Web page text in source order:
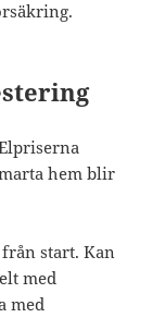
hem blir
start. Kan
med
med